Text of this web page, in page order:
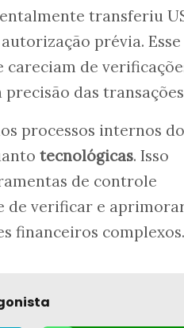
transferiu
prévia.
careciam de
das
processos internos do
tecnológicas. Isso
de controle
de verificar e
financeiros complexos.